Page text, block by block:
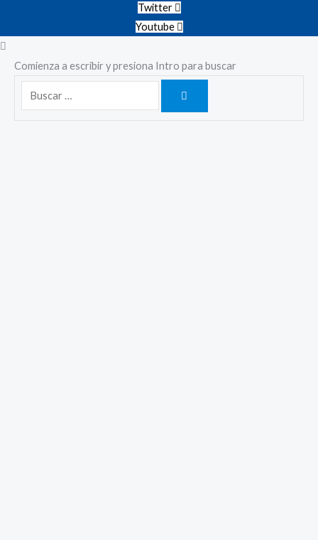
Twitter
Youtube
Comienza a escribir y presiona Intro para buscar